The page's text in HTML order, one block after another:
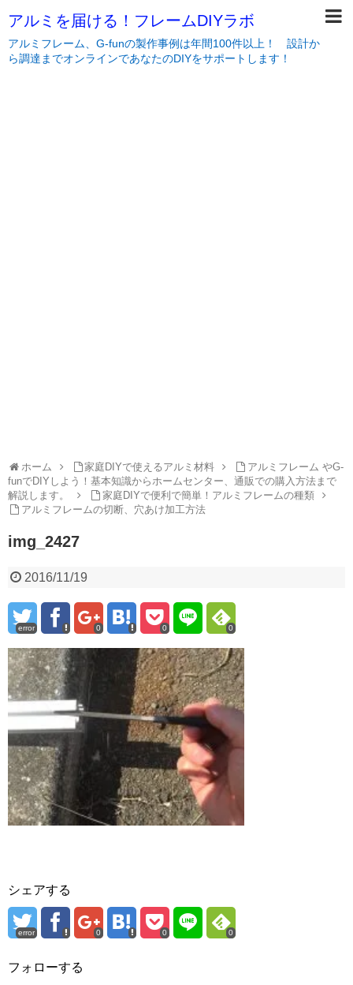
アルミを届ける！フレームDIYラボ
アルミフレーム、G-funの製作事例は年間100件以上！ 設計か
ら調達までオンラインであなたのDIYをサポートします！
ホーム 家庭DIYで使えるアルミ材料
アルミフレーム やG-
funでDIYしよう！基本知識からホームセンター、通販での購入方法まで
解説します。
家庭DIYで便利で簡単！アルミフレームの種類
アルミフレームの切断、穴あけ加工方法
img_2427
2016/11/19
error 0 0 0
シェアする
error 0 0 0
フォローする